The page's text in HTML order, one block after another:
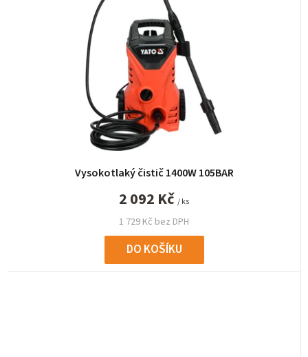
Vysokotlaký čistič 1400W 105BAR
1 729 Kč bez DPH
2 092 Kč / ks
DO KOŠÍKU